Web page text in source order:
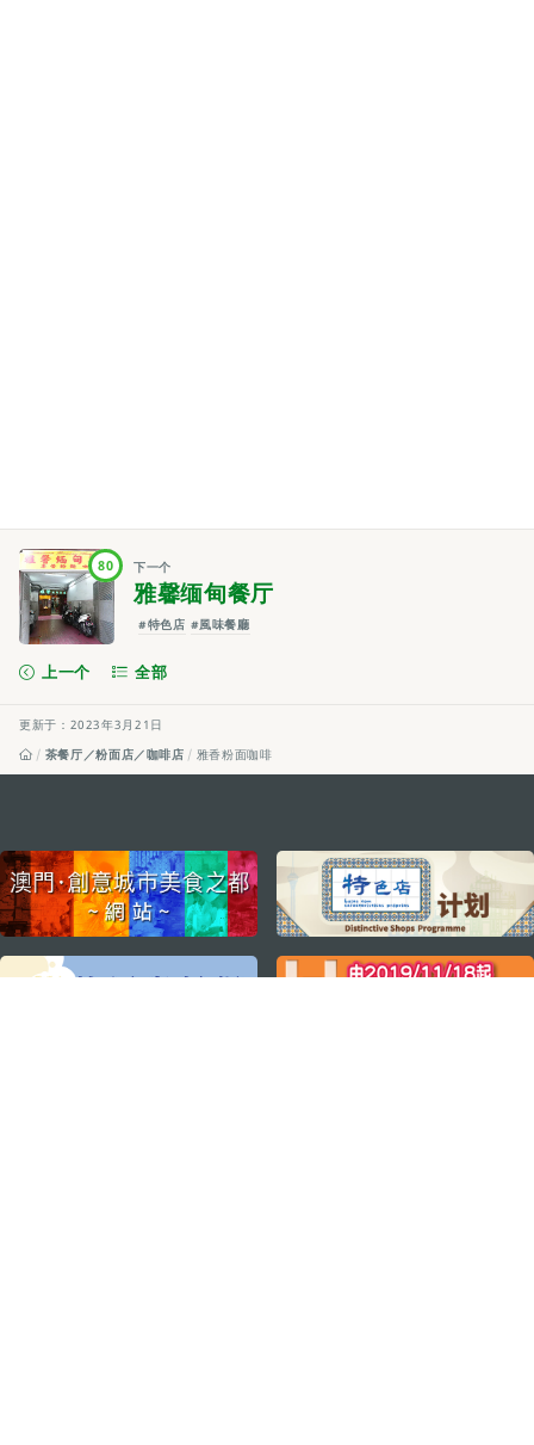
80 下一个
雅馨缅甸餐厅
#特色店 #風味餐廳
上一个 全部
更新于：2023年3月21日
茶餐厅／粉面店／咖啡店
雅香粉面咖啡
external links